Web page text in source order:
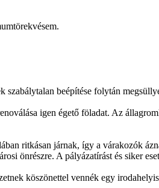
beépítése folytán
igen égető föladat. Az
ritkásan járnak, így a várakozók
önrészre. A pályázatírást és siker
köszönettel vennék egy